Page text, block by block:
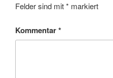
Felder sind mit* markiert
Kommentar*